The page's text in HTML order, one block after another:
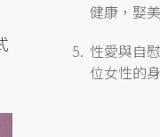
健康，娶
性愛與自
位女性的